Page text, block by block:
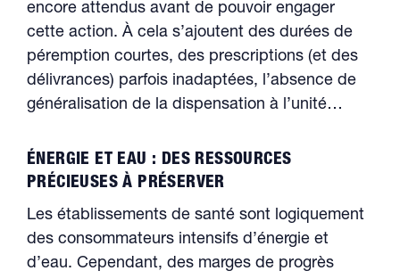
encore attendus avant de pouvoir engager
cette action. À cela s’ajoutent des durées de
péremption courtes, des prescriptions (et des
délivrances) parfois inadaptées, l’absence de
généralisation de la dispensation à l’unité…
ÉNERGIE ET EAU : DES RESSOURCES
PRÉCIEUSES À PRÉSERVER
Les établissements de santé sont logiquement
des consommateurs intensifs d’énergie et
d’eau. Cependant, des marges de progrès